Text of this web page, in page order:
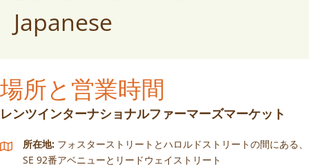
Japanese
場所と営業時間
レンツインターナショナルファーマーズマーケット
所在地: フォスターストリートとハロルドストリートの間にある、
SE 92番アベニューとリードウェイストリート